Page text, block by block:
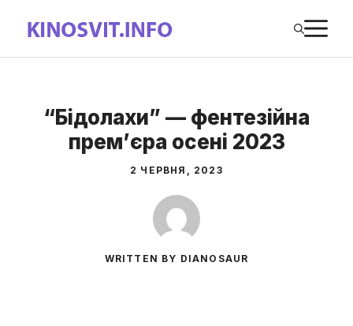
вмісту
“Бідолахи” — фентезійна
прем’єра осені 2023
2 ЧЕРВНЯ, 2023
WRITTEN BY DIANOSAUR